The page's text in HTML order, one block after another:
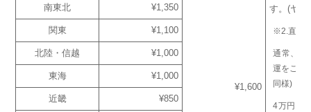
す。(ヤマ
※2.直送
通常、佐
運をご指
同様)
4万円（
¥1,600
南東北 ¥1,350
関東 ¥1,100
北陸・信越 ¥1,000
東海 ¥1,000
近畿 ¥850